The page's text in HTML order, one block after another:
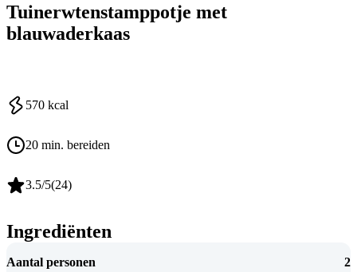
Tuinerwtenstamppotje met
blauwaderkaas
570 kcal
20 min. bereiden
3.5/5(24)
Ingrediënten
Aantal personen 2